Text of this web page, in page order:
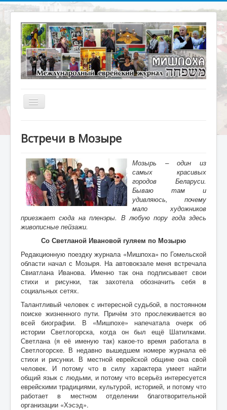
Включить/
выключить
О журнале
Библиотека
Наше кино
Архивариус
Актуальное интервью
Воспоминания
Имя
Ищу родных
Ликбез Мишпохи
Чтобы это никогда не повторилось!
Память
Почта Мишпохи
Родословная
Редакционный подвальчик
Встречи в Мозыре
Мозырь – один из
самых красивых
городов Беларуси.
Бываю там и
удивляюсь, почему
мало художников
приезжает сюда на пленэры. В любую пору года здесь
живописные пейзажи.
Со Светланой Ивановой гуляем по Мозырю
Редакционную поездку журнала «Мишпоха» по Гомельской
области начал с Мозыря. На автовокзале меня встречала
Свиатлана Иванова. Именно так она подписывает свои
стихи и рисунки, так захотела обозначить себя в
социальных сетях.
Талантливый человек с интересной судьбой, в постоянном
поиске жизненного пути. Причём это прослеживается во
всей биографии. В «Мишпохе» напечатала очерк об
истории Светлогорска, когда он был ещё Шатилками.
Светлана (я её именую так) какое-то время работала в
Светлогорске. В недавно вышедшем номере журнала её
стихи и рисунки. В местной еврейской общине она свой
человек. И потому что в силу характера умеет найти
общий язык с людьми, и потому что всерьёз интересуется
еврейскими традициями, культурой, историей, и потому что
работает в местном отделении благотворительной
организации «Хэсэд».